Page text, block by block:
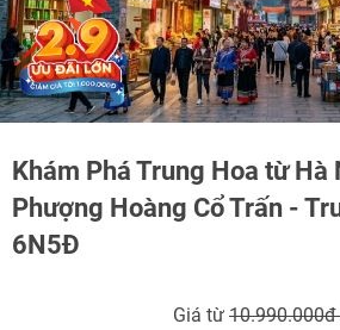
Khám Phá Trung Hoa từ Hà
Phượng Hoàng Cổ Trấn -
6N5Đ
Giá từ 10.990.000đ